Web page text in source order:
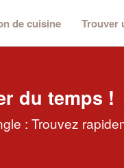
de cuisine Trouver
du temps !
: Trouvez